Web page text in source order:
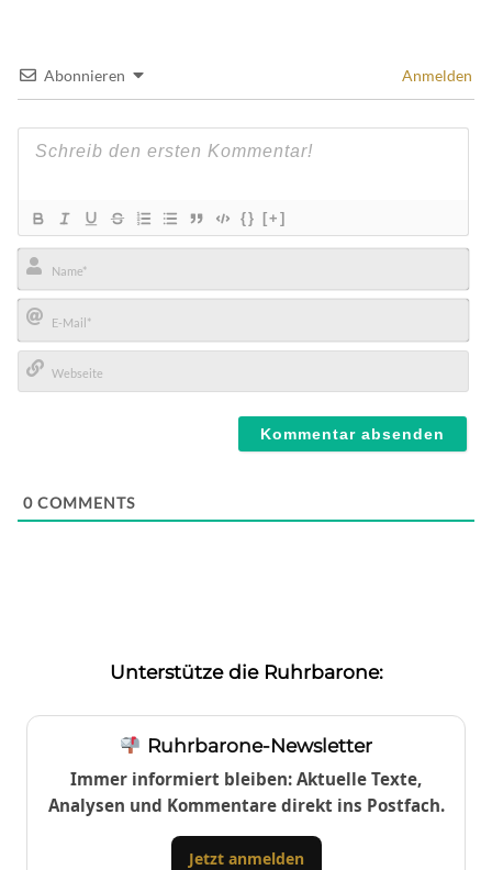
Abonnieren Anmelden
{} [+]
Name*
E-
Mail*
0 COMMENTS
Unterstütze die Ruhrbarone:
Ruhrbarone-Newsletter
Immer informiert bleiben: Aktuelle Texte,
Analysen und Kommentare direkt ins Postfach.
Jetzt anmelden